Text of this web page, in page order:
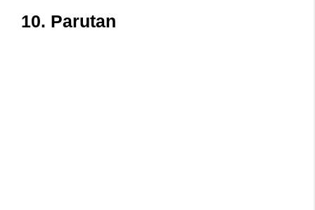
10. Parutan